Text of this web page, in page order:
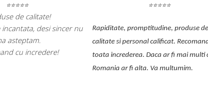
Rapiditate, promptitudine, produse de
calitate si personal calificat. Recomand cu
toata increderea. Daca ar fi mai multi ca voi,
Romania ar fi alta. Va multumim.
produsele sunt
comunicare foarte